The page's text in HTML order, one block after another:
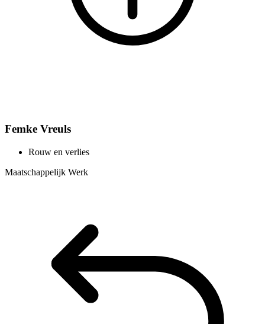
Femke Vreuls
Rouw en verlies
Maatschappelijk Werk